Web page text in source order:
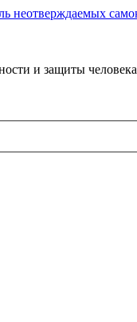
и защиты человека